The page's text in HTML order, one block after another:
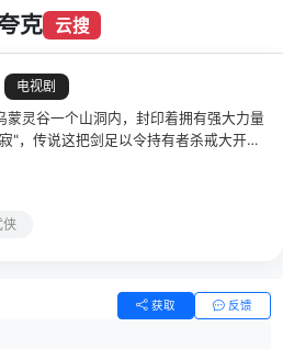
克 云搜
电视剧
蒙灵谷一个山洞内，封印着拥有强大力量
"，传说这把剑足以令持有者杀戒大开。
剑韩氏一族。韩氏子嗣韩云溪(李易峰 饰)
人学习剑术。时光荏苒，转眼八年过去，
处寻找灭族仇人，在这一过程中他与欧阳
、风晴雪(杨幂 饰)等人邂逅。由此上演
地的剑侠传奇……
侠
获取 反馈